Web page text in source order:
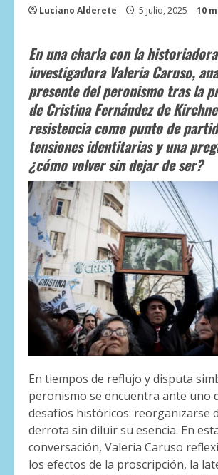
Luciano Alderete 5 julio, 2025 10
En una charla con la
investigadora Valeria Caruso,
presente del peronismo tras la
de Cristina Fernández de
resistencia como punto de
tensiones identitarias y una
¿cómo volver sin dejar de ser?
En tiempos de reflujo y disputa
peronismo se encuentra ante uno
desafíos históricos: reorganizarse
derrota sin diluir su esencia. En
conversación, Valeria Caruso
los efectos de la proscripción, la